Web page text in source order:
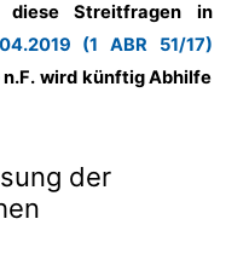
diese Streitfragen in
(1 ABR 51/17)
n.F. wird künftig Abhilfe
der